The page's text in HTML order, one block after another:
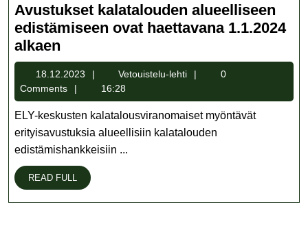
Avustukset kalatalouden alueelliseen
edistämiseen ovat haettavana 1.1.2024
alkaen
kalatalouden
alueelliseen
edistämiseen
ovat
haettavana
1.1.2024
alkaen
18.12.2023 18.12.2023
Vetouistelu-lehti
Vetouistelu-
0
Comments
16:28
ELY-keskusten kalatalousviranomaiset myöntävät
erityisavustuksia alueellisiin kalatalouden
edistämishankkeisiin ...
READ FULL
READ
FULL